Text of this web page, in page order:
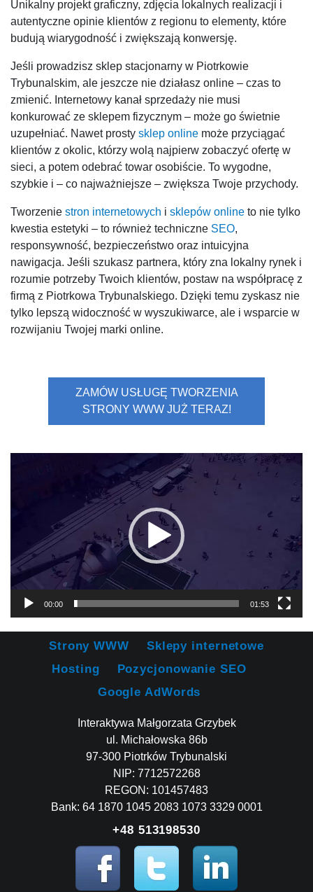
Unikalny projekt graficzny, zdjęcia lokalnych realizacji i
autentyczne opinie klientów z regionu to elementy, które
budują wiarygodność i zwiększają konwersję.
Jeśli prowadzisz sklep stacjonarny w Piotrkowie
Trybunalskim, ale jeszcze nie działasz online – czas to
zmienić. Internetowy kanał sprzedaży nie musi
konkurować ze sklepem fizycznym – może go świetnie
uzupełniać. Nawet prosty sklep online może przyciągać
klientów z okolic, którzy wolą najpierw zobaczyć ofertę w
sieci, a potem odebrać towar osobiście. To wygodne,
szybkie i – co najważniejsze – zwiększa Twoje przychody.
Tworzenie stron internetowych i sklepów online to nie tylko
kwestia estetyki – to również techniczne SEO,
responsywność, bezpieczeństwo oraz intuicyjna
nawigacja. Jeśli szukasz partnera, który zna lokalny rynek i
rozumie potrzeby Twoich klientów, postaw na współpracę z
firmą z Piotrkowa Trybunalskiego. Dzięki temu zyskasz nie
tylko lepszą widoczność w wyszukiwarce, ale i wsparcie w
rozwijaniu Twojej marki online.
ZAMÓW USŁUGĘ TWORZENIA
STRONY WWW JUŻ TERAZ!
00:00 01:53
Strony WWW
Sklepy internetowe
Hosting
Pozycjonowanie SEO
Google AdWords
Interaktywa Małgorzata Grzybek
ul. Michałowska 86b
97-300 Piotrków Trybunalski
NIP: 7712572268
REGON: 101457483
Bank: 64 1870 1045 2083 1073 3329 0001
+48 513198530